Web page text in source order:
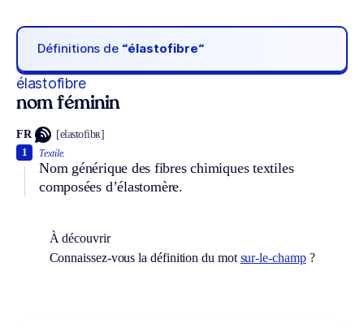
Définitions de “élastofibre“
élastofibre
nom féminin
FR [elastofibʀ]
Textile.
Nom générique des fibres chimiques textiles
composées d’élastomère.
1
À découvrir
Connaissez-vous la définition du mot sur-le-champ?